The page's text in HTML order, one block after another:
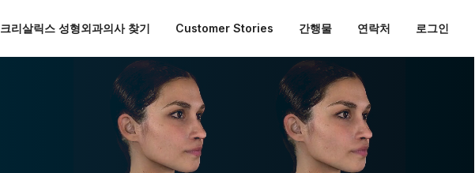
크리살릭스 성형외과의사 찾기 Customer Stories 간행물 연락처 로그인